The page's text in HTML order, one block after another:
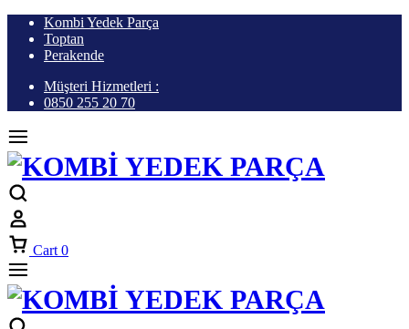
Kombi Yedek Parça
Toptan
Perakende
Müşteri Hizmetleri :
0850 255 20 70
Cart 0